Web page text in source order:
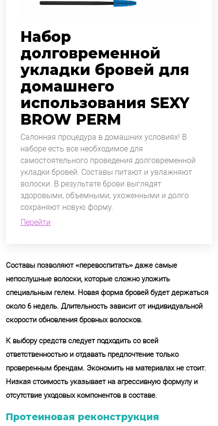
Набор
долговременной
укладки бровей для
домашнего
использования SEXY
BROW PERM
Салонная процедура в домашних условиях! В
наборе есть все необходимое для
самостоятельного проведения долговременной
укладки бровей. Составы питают и увлажняют
волоски. В результате брови выглядят
здоровыми, объемными, ухоженными и долго
сохраняют новую форму.
Перейти
Составы позволяют «перевоспитать» даже самые
непослушные волоски, которые сложно уложить
специальным гелем. Новая форма бровей будет держаться
около 6 недель. Длительность зависит от индивидуальной
скорости обновления бровных волосков.
К выбору средств следует подходить со всей
ответственностью и отдавать предпочтение только
проверенным брендам. Экономить на материалах не стоит.
Низкая стоимость указывает на агрессивную формулу и
отсутствие уходовых компонентов в составе.
Протеиновая реконструкция